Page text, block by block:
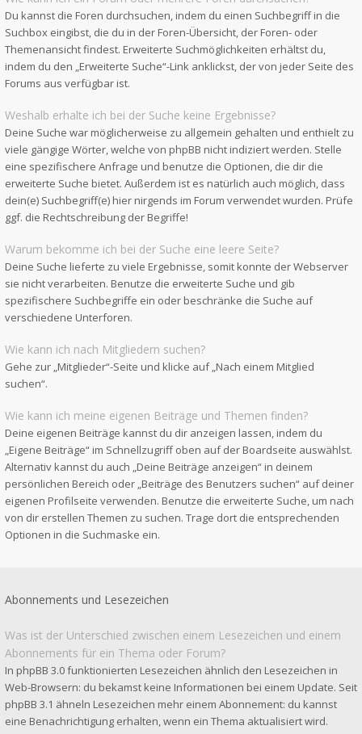
Du kannst die Foren durchsuchen, indem du einen Suchbegriff in die
Suchbox eingibst, die du in der Foren-Übersicht, der Foren- oder
Themenansicht findest. Erweiterte Suchmöglichkeiten erhältst du,
indem du den „Erweiterte Suche“-Link anklickst, der von jeder Seite des
Forums aus verfügbar ist.
Weshalb erhalte ich bei der Suche keine Ergebnisse?
Deine Suche war möglicherweise zu allgemein gehalten und enthielt zu
viele gängige Wörter, welche von phpBB nicht indiziert werden. Stelle
eine spezifischere Anfrage und benutze die Optionen, die dir die
erweiterte Suche bietet. Außerdem ist es natürlich auch möglich, dass
dein(e) Suchbegriff(e) hier nirgends im Forum verwendet wurden. Prüfe
ggf. die Rechtschreibung der Begriffe!
Warum bekomme ich bei der Suche eine leere Seite?
Deine Suche lieferte zu viele Ergebnisse, somit konnte der Webserver
sie nicht verarbeiten. Benutze die erweiterte Suche und gib
spezifischere Suchbegriffe ein oder beschränke die Suche auf
verschiedene Unterforen.
Wie kann ich nach Mitgliedern suchen?
Gehe zur „Mitglieder“-Seite und klicke auf „Nach einem Mitglied
suchen“.
Wie kann ich meine eigenen Beiträge und Themen finden?
Deine eigenen Beiträge kannst du dir anzeigen lassen, indem du
„Eigene Beiträge“ im Schnellzugriff oben auf der Boardseite auswählst.
Alternativ kannst du auch „Deine Beiträge anzeigen“ in deinem
persönlichen Bereich oder „Beiträge des Benutzers suchen“ auf deiner
eigenen Profilseite verwenden. Benutze die erweiterte Suche, um nach
von dir erstellen Themen zu suchen. Trage dort die entsprechenden
Optionen in die Suchmaske ein.
Abonnements und Lesezeichen
Was ist der Unterschied zwischen einem Lesezeichen und einem
Abonnements für ein Thema oder Forum?
In phpBB 3.0 funktionierten Lesezeichen ähnlich den Lesezeichen in
Web-Browsern: du bekamst keine Informationen bei einem Update. Seit
phpBB 3.1 ähneln Lesezeichen mehr einem Abonnement: du kannst
eine Benachrichtigung erhalten, wenn ein Thema aktualisiert wird.